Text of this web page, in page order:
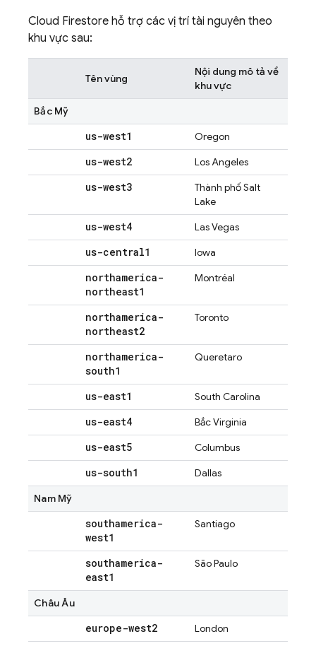
Cloud Firestore hỗ trợ các vị trí tài nguyên theo
khu vực sau:
Tên vùng
Nội dung mô tả về
khu vực
Bắc Mỹ
us-west1 Oregon
us-west2 Los Angeles
us-west3
Thành phố Salt
Lake
us-west4 Las Vegas
us-central1 Iowa
northamerica-
northeast1
Montréal
northamerica-
northeast2
Toronto
northamerica-
south1
Queretaro
us-east1 South Carolina
us-east4 Bắc Virginia
us-east5 Columbus
us-south1
Dallas
Nam Mỹ
southamerica-
west1
Santiago
southamerica-
east1
São Paulo
Châu Âu
europe-west2 London